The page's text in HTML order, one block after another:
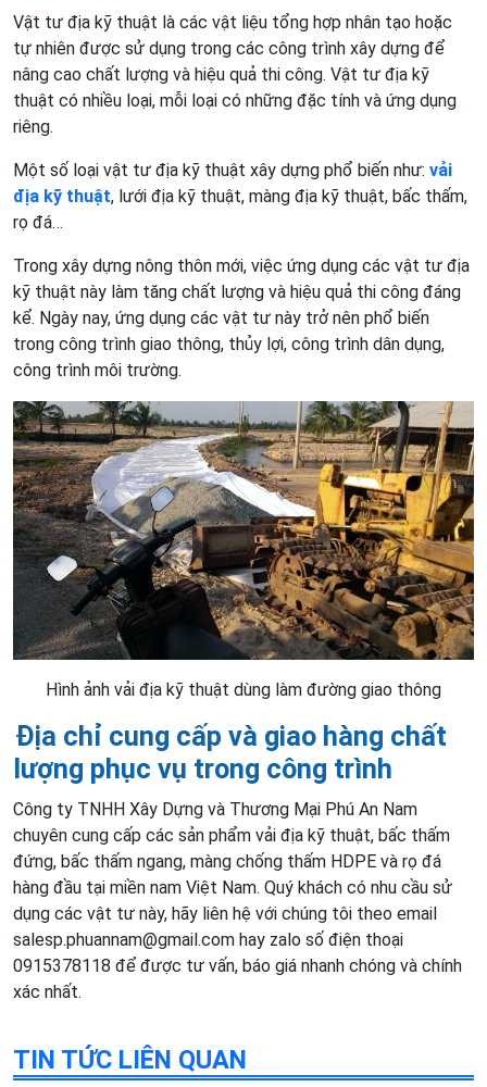
Vật tư địa kỹ thuật là các vật liệu tổng hợp nhân tạo hoặc
tự nhiên được sử dụng trong các công trình xây dựng để
nâng cao chất lượng và hiệu quả thi công. Vật tư địa kỹ
thuật có nhiều loại, mỗi loại có những đặc tính và ứng dụng
riêng.
Một số loại vật tư địa kỹ thuật xây dựng phổ biến như: vải
địa kỹ thuật, lưới địa kỹ thuật, màng địa kỹ thuật, bấc thấm,
rọ đá…
Trong xây dựng nông thôn mới, việc ứng dụng các vật tư địa
kỹ thuật này làm tăng chất lượng và hiệu quả thi công đáng
kể. Ngày nay, ứng dụng các vật tư này trở nên phổ biến
trong công trình giao thông, thủy lợi, công trình dân dụng,
công trình môi trường.
Hình ảnh vải địa kỹ thuật dùng làm đường giao thông
Địa chỉ cung cấp và giao hàng chất
lượng phục vụ trong công trình
Công ty TNHH Xây Dựng và Thương Mại Phú An Nam
chuyên cung cấp các sản phẩm vải địa kỹ thuật, bấc thấm
đứng, bấc thấm ngang, màng chống thấm HDPE và rọ đá
hàng đầu tại miền nam Việt Nam. Quý khách có nhu cầu sử
dụng các vật tư này, hãy liên hệ với chúng tôi theo email
salesp.phuannam@gmail.com hay zalo số điện thoại
0915378118 để được tư vấn, báo giá nhanh chóng và chính
xác nhất.
TIN TỨC LIÊN QUAN